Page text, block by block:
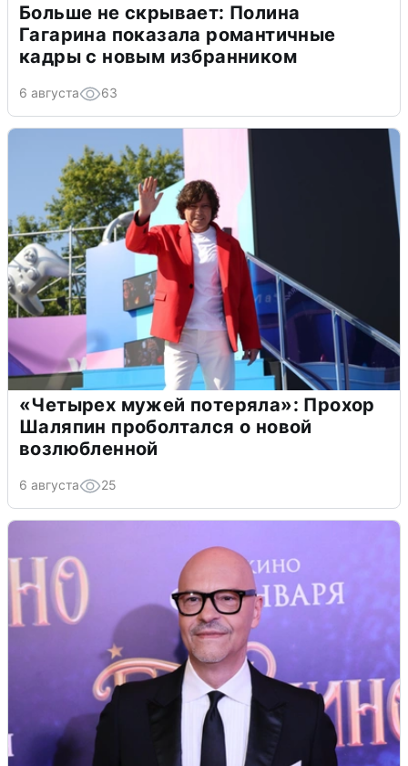
Больше не скрывает: Полина
Гагарина показала романтичные
кадры с новым избранником
6 августа 63
«Четырех мужей потеряла»: Прохор
Шаляпин проболтался о новой
возлюбленной
6 августа 25